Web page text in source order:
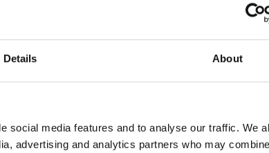
Details About
social media features and to analyse our traffic. We
advertising and analytics partners who may
vor dem
dem
ab, Sie nehmen
Ihr Zertifikat